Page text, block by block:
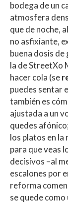
bodega de un
atmosfera
que de noche,
no asfixiante,
buena dosis
la de StreetXo
hacer cola (se
puedes sentar
también es
ajustada a un
quedes
los platos en
para que veas
decisivos –al
escalones por
reforma
se quede como